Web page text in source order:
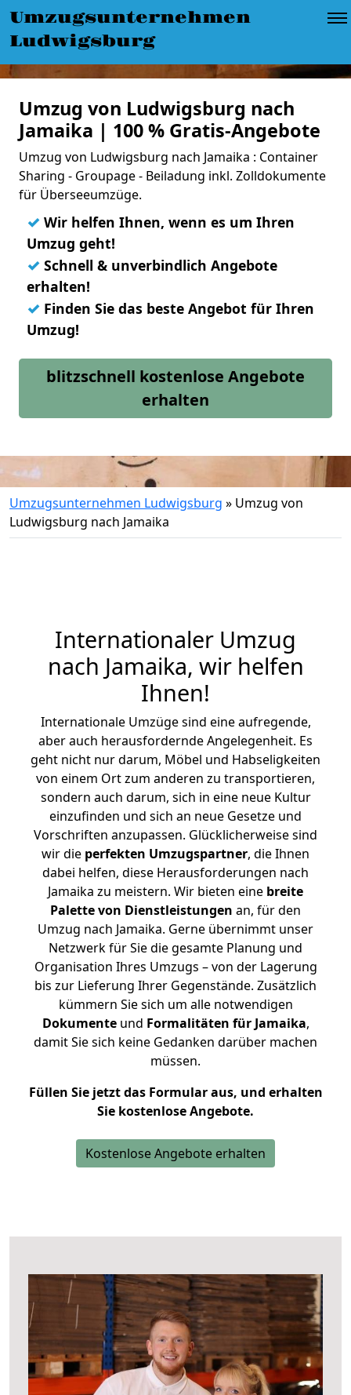
Umzugsunternehmen
Ludwigsburg
Umzug von Ludwigsburg nach
Jamaika | 100 % Gratis-Angebote
Umzug von Ludwigsburg nach Jamaika : Container
Sharing - Groupage - Beiladung inkl. Zolldokumente
für Überseeumzüge.
✓ Wir helfen Ihnen, wenn es um Ihren
Umzug geht!
✓ Schnell & unverbindlich Angebote
erhalten!
✓ Finden Sie das beste Angebot für Ihren
Umzug!
blitzschnell kostenlose Angebote
erhalten
Umzugsunternehmen Ludwigsburg » Umzug von
Ludwigsburg nach Jamaika
Internationaler Umzug
nach Jamaika, wir helfen
Ihnen!
Internationale Umzüge sind eine aufregende,
aber auch herausfordernde Angelegenheit. Es
geht nicht nur darum, Möbel und Habseligkeiten
von einem Ort zum anderen zu transportieren,
sondern auch darum, sich in eine neue Kultur
einzufinden und sich an neue Gesetze und
Vorschriften anzupassen. Glücklicherweise sind
wir die perfekten Umzugspartner, die Ihnen
dabei helfen, diese Herausforderungen nach
Jamaika zu meistern. Wir bieten eine breite
Palette von Dienstleistungen an, für den
Umzug nach Jamaika. Gerne übernimmt unser
Netzwerk für Sie die gesamte Planung und
Organisation Ihres Umzugs – von der Lagerung
bis zur Lieferung Ihrer Gegenstände. Zusätzlich
kümmern Sie sich um alle notwendigen
Dokumenteund Formalitäten für Jamaika,
damit Sie sich keine Gedanken darüber machen
müssen.
Füllen Sie jetzt das Formular aus, und erhalten
Sie kostenlose Angebote.
Kostenlose Angebote erhalten